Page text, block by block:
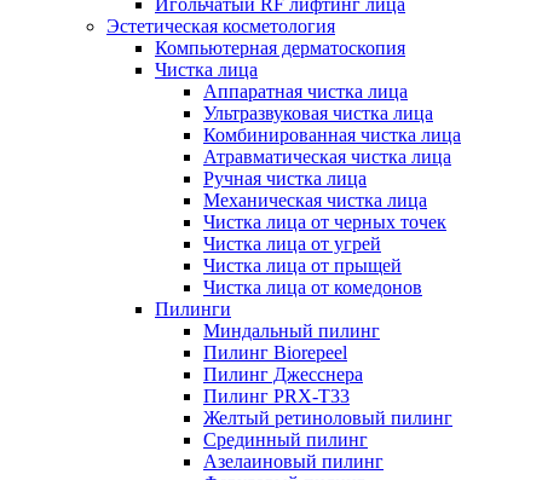
Игольчатый RF лифтинг лица
Эстетическая косметология
Компьютерная дерматоскопия
Чистка лица
Аппаратная чистка лица
Ультразвуковая чистка лица
Комбинированная чистка лица
Атравматическая чистка лица
Ручная чистка лица
Механическая чистка лица
Чистка лица от черных точек
Чистка лица от угрей
Чистка лица от прыщей
Чистка лица от комедонов
Пилинги
Миндальный пилинг
Пилинг Biorepeel
Пилинг Джесснера
Пилинг PRX-T33
Желтый ретиноловый пилинг
Срединный пилинг
Азелаиновый пилинг